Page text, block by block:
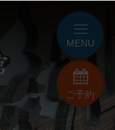
MENU
ご予約